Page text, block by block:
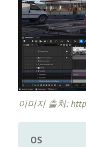
이미지 출처:
OS